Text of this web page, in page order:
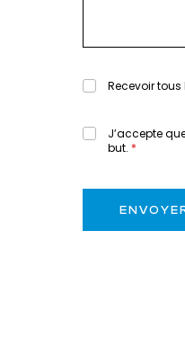
Recevoir
J’accepte
but.